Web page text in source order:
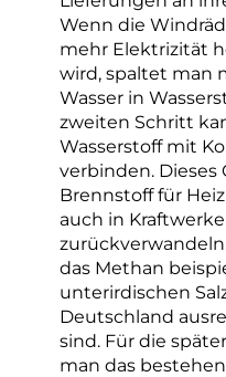
Wenn die
mehr Elektrizität
wird, spaltet man
Wasser in
zweiten Schritt
Wasserstoff mit
verbinden. Dieses
Brennstoff für
auch in
das Methan
unterirdischen
Deutschland
sind. Für die
man das